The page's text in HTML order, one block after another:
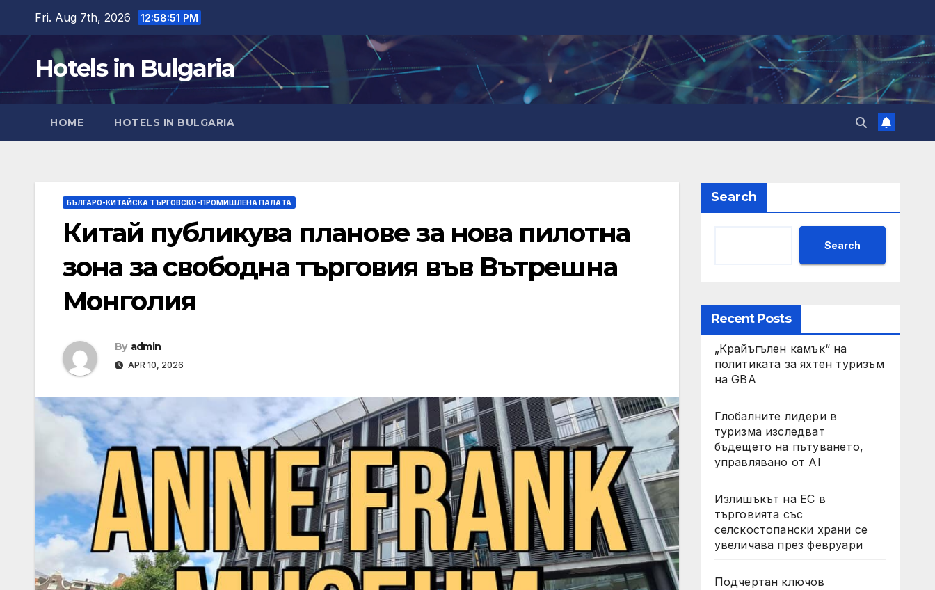
content
Fri. Aug 7th, 2026 12:58:52 PM
Hotels in Bulgaria
HOME HOTELS IN BULGARIA
БЪЛГАРО-КИТАЙСКА ТЪРГОВСКО-ПРОМИШЛЕНА ПАЛAТА
Китай публикува планове за нова пилотна
зона за свободна търговия във Вътрешна
Монголия
By admin
APR 10, 2026
Search
Search
Recent Posts
„Крайъгълен камък“ на
политиката за яхтен туризъм
на GBA
Глобалните лидери в
туризма изследват
бъдещето на пътуването,
управлявано от AI
Излишъкът на ЕС в
търговията със
селскостопански храни се
увеличава през февруари
Подчертан ключов